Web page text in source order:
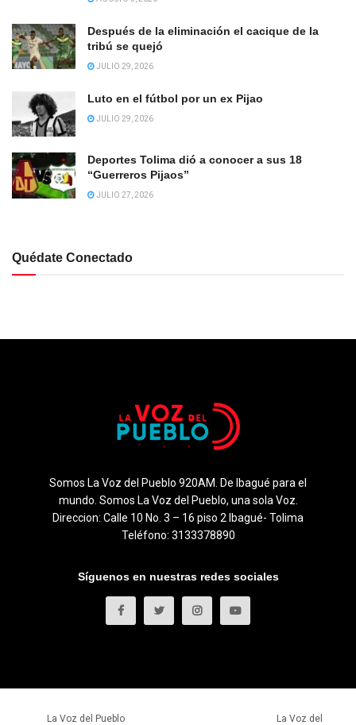
Después de la eliminación el cacique de la
tribú se quejó
JULIO 29, 2026
Luto en el fútbol por un ex Pijao
JULIO 29, 2026
Deportes Tolima dió a conocer a sus 18
“Guerreros Pijaos”
JULIO 27, 2026
Quédate Conectado
Somos La Voz del Pueblo 920AM. De Ibagué para el
mundo. Somos La Voz del Pueblo, una sola Voz.
Direccion: Calle 10 No. 3 – 16 piso 2 Ibagué- Tolima
Teléfono: 3133378890
Síguenos en nuestras redes sociales
La Voz del Pueblo La Voz del